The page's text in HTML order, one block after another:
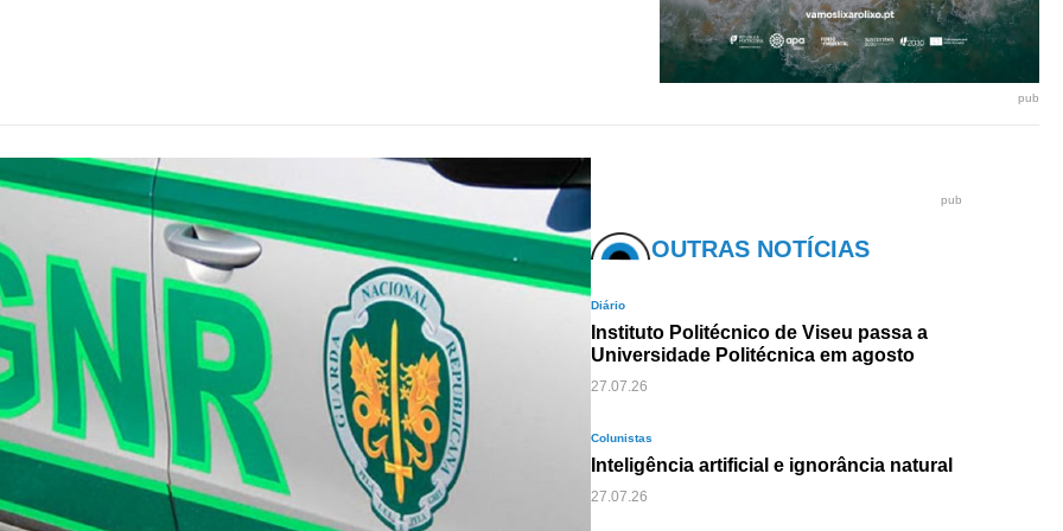
pub
pub
OUTRAS NOTÍCIAS
Diário
Instituto Politécnico de Viseu passa a
Universidade Politécnica em agosto
27.07.26
Colunistas
Inteligência artificial e ignorância natural
27.07.26